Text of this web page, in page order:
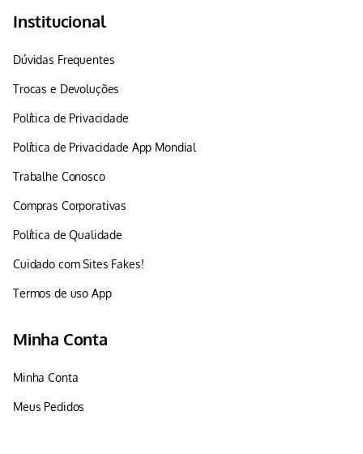
Institucional
Dúvidas Frequentes
Trocas e Devoluções
Política de Privacidade
Política de Privacidade App Mondial
Trabalhe Conosco
Compras Corporativas
Política de Qualidade
Cuidado com Sites Fakes!
Termos de uso App
Minha Conta
Minha Conta
Meus Pedidos